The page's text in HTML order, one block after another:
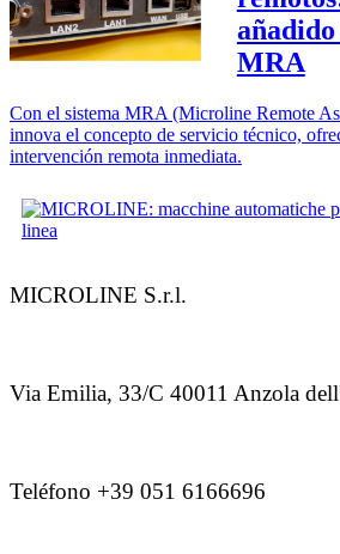
MRA
Con el sistema MRA (Microline Remote
innova el concepto de servicio técnico,
intervención remota inmediata.
MICROLINE S.r.l.
Via Emilia, 33/C 40011 Anzola
Teléfono +39 051 6166696